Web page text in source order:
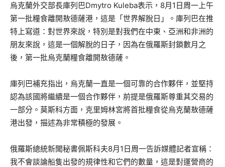
烏克蘭外交部長庫列巴Dmytro Kuleba表示，8月1日周一上午
第一批糧食離開敖德薩港，這是「世界解脫日」。庫列巴在推
特上寫道：對世界來說，特別是對我們在中東、亞洲和非洲的
朋友來說，這是一個解脫的日子，因為在俄羅斯封鎖數月之
後，第一批烏克蘭糧食離開敖德薩。
庫列巴補充指出，烏克蘭一直是一個可靠的合作夥伴，並堅持
認為該國將繼續是一個合作夥伴，前提是俄羅斯尊重其交易的
一部分。莫斯科方面，克里姆林宮將首批糧食從烏克蘭敖德薩
港出發，描述為非常積極的發展。
俄羅斯總統新聞秘書佩斯科夫8月1日周一告訴媒體記者宣稱：
我不會談論船隻出發的規律性和它們的數量，這是對運營商的